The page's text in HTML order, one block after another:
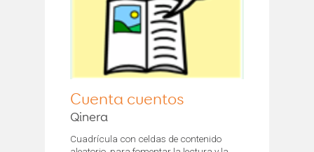
Cuenta cuentos
Qinera
Cuadrícula con celdas de contenido